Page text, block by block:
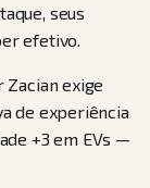
seus
efetivo.
Zacian exige
de experiência
+3 em EVs —